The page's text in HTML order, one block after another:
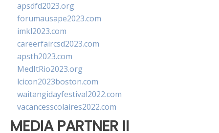
apsdfd2023.org
forumausape2023.com
imkl2023.com
careerfaircsd2023.com
apsth2023.com
MedItRio2023.org
lcicon2023boston.com
waitangidayfestival2022.com
vacancesscolaires2022.com
MEDIA PARTNER II